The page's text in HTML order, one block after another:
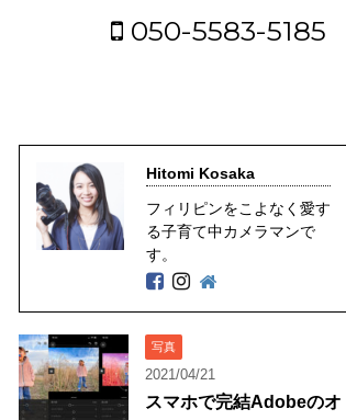
050-5583-5185
Hitomi Kosaka
フィリピンをこよなく愛す
る子育て中カメラマンで
す。
写真
2021/04/21
スマホで完結Adobeのオ